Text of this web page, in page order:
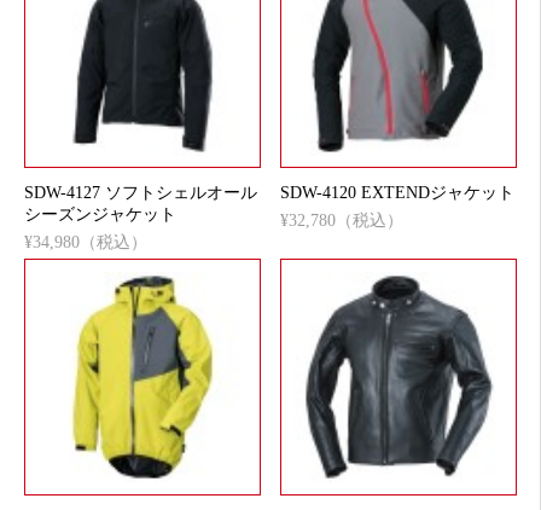
SDW-4127 ソフトシェルオール
シーズンジャケット
¥34,980（税込）
SDW-4120 EXTENDジャケット
¥32,780（税込）